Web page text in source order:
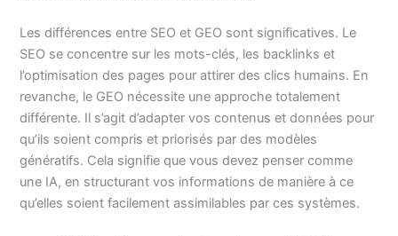
Les différences entre SEO et GEO sont significatives. Le
SEO se concentre sur les mots-clés, les backlinks et
l’optimisation des pages pour attirer des clics humains. En
revanche, le GEO nécessite une approche totalement
différente. Il s’agit d’adapter vos contenus et données pour
qu’ils soient compris et priorisés par des modèles
génératifs. Cela signifie que vous devez penser comme
une IA, en structurant vos informations de manière à ce
qu’elles soient facilement assimilables par ces systèmes.